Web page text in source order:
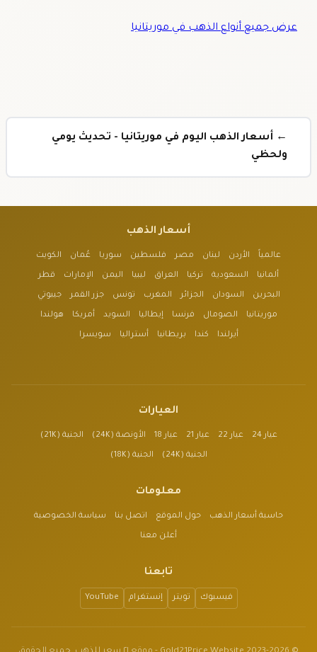
عرض جميع أنواع الذهب في موريتانيا
← أسعار الذهب اليوم في موريتانيا - تحديث يومي
ولحظي
أسعار الذهب
عالمياً الأردن لبنان مصر فلسطين سوريا عُمان الكويت
ألمانيا السعودية تركيا العراق ليبيا اليمن الإمارات قطر
البحرين السودان الجزائر المغرب تونس جزر القمر جيبوتي
موريتانيا الصومال فرنسا إيطاليا السويد أمريكا هولندا
أيرلندا كندا بريطانيا أستراليا سويسرا
العيارات
عيار 24 عيار 22 عيار 21 عيار 18 الأونصة (24K) الجنية (21K)
الجنية (24K) الجنية (18K)
معلومات
حاسبة أسعار الذهب حول الموقع اتصل بنا سياسة الخصوصية
أعلن معنا
تابعنا
فيسبوك تويتر إنستغرام YouTube